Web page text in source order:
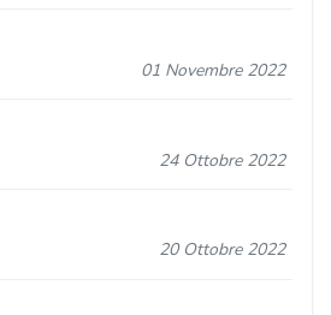
01 Novembre 2022
24 Ottobre 2022
20 Ottobre 2022